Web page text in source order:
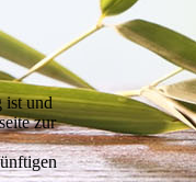
ist und
zur